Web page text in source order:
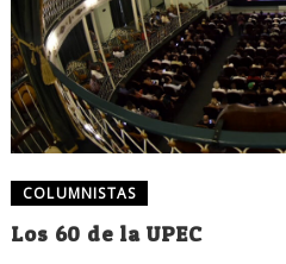
COLUMNISTAS
Los 60 de la UPEC